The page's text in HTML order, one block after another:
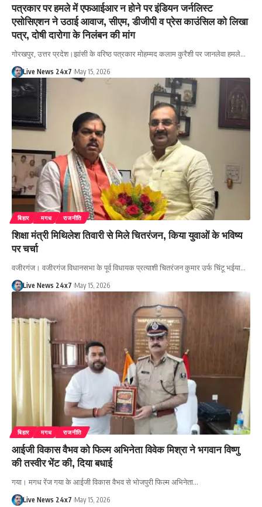
पत्रकार पर हमले में एफआईआर न होने पर इंडियन जर्नलिस्ट
एसोसिएशन ने उठाई आवाज, सीएम, डीजीपी व प्रेस काउंसिल को लिखा
पत्र, दोषी दारोगा के निलंबन की मांग
गोरखपुर, उत्तर प्रदेश।झांसी के वरिष्ठ पत्रकार मोहम्मद कलाम कुरैशी पर जानलेवा हमले…
Live News 24x7 May 15, 2026
बिहार मगध राजनीति
शिक्षा मंत्री मिथिलेश तिवारी से मिले चितरंजन, किया युवाओं के भविष्य
पर चर्चा
वजीरगंज। वजीरगंज विधानसभा के पूर्व विधायक प्रत्याशी चितरंजन कुमार उर्फ चिंटू भईया…
Live News 24x7 May 15, 2026
बिहार मगध राजनीति
आईजी विकास वैभव को फिल्म अभिनेता विवेक मिश्रा ने भगवान विष्णु
की तस्वीर भेंट की, दिया बधाई
गया। मगध रेंज गया के आईजी विकास वैभव से भोजपुरी फिल्म अभिनेता…
Live News 24x7 May 15, 2026